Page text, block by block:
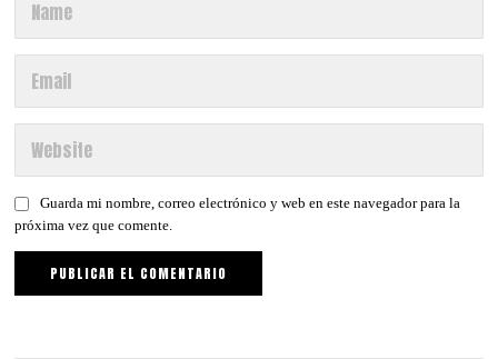
Guarda mi nombre, correo electrónico y web en este navegador para la
próxima vez que comente.